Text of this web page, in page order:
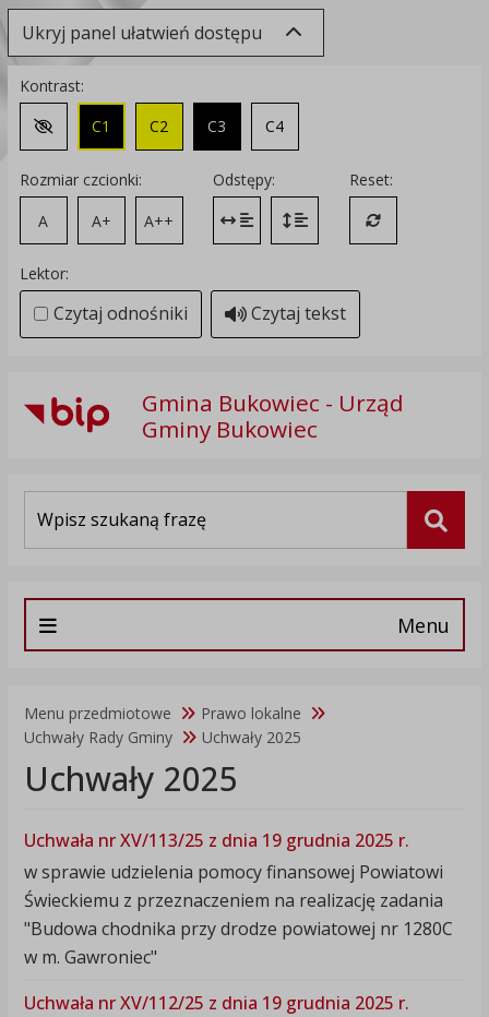
Ukryj panel ułatwień dostępu
Kontrast:
Zmień kontrast na domyślny
C1 C2 C3 C4
Rozmiar czcionki:
A
A+ A++
Odstępy:
Zmień odstęp między literami
Zmień interlinię i margines
Reset:
Przywróć
Lektor:
Czytaj odnośniki Czytaj tekst
Gmina Bukowiec - Urząd
Gminy Bukowiec
Menu
Menu przedmiotowe
Prawo lokalne
Uchwały Rady Gminy
Uchwały 2025
Uchwały 2025
Uchwała nr XV/113/25 z dnia 19 grudnia 2025 r.
w sprawie udzielenia pomocy finansowej Powiatowi
Świeckiemu z przeznaczeniem na realizację zadania
"Budowa chodnika przy drodze powiatowej nr 1280C
w m. Gawroniec"
Uchwała nr XV/112/25 z dnia 19 grudnia 2025 r.